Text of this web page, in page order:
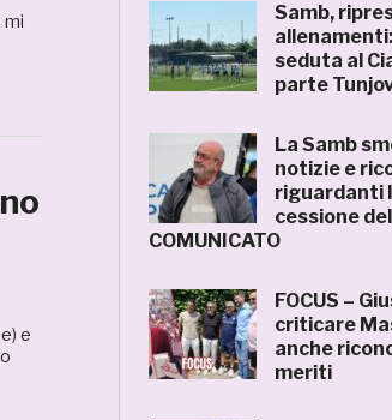
mi
e
Samb,
seduta al
parte
La Samb
notizie e
riguardanti
cessione
COMUNICATO
FOCUS –
criticare
anche
meriti